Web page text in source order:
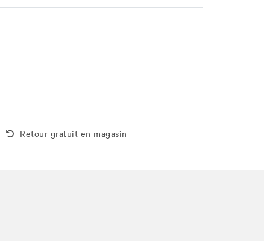
Retour gratuit aussi en magasin
Retour gratuit en magasin